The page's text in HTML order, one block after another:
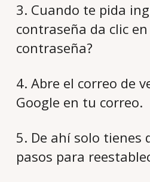
3. Cuando te pida
contraseña da clic
contraseña?
4. Abre el correo de
Google en tu correo.
5. De ahí solo tienes
pasos para